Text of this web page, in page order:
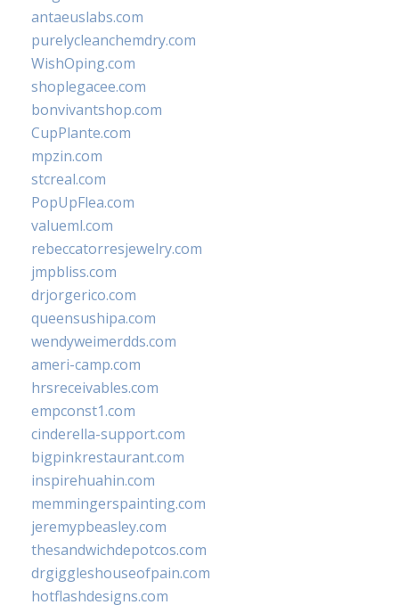
antaeuslabs.com
purelycleanchemdry.com
WishOping.com
shoplegacee.com
bonvivantshop.com
CupPlante.com
mpzin.com
stcreal.com
PopUpFlea.com
valueml.com
rebeccatorresjewelry.com
jmpbliss.com
drjorgerico.com
queensushipa.com
wendyweimerdds.com
ameri-camp.com
hrsreceivables.com
empconst1.com
cinderella-support.com
bigpinkrestaurant.com
inspirehuahin.com
memmingerspainting.com
jeremypbeasley.com
thesandwichdepotcos.com
drgiggleshouseofpain.com
hotflashdesigns.com